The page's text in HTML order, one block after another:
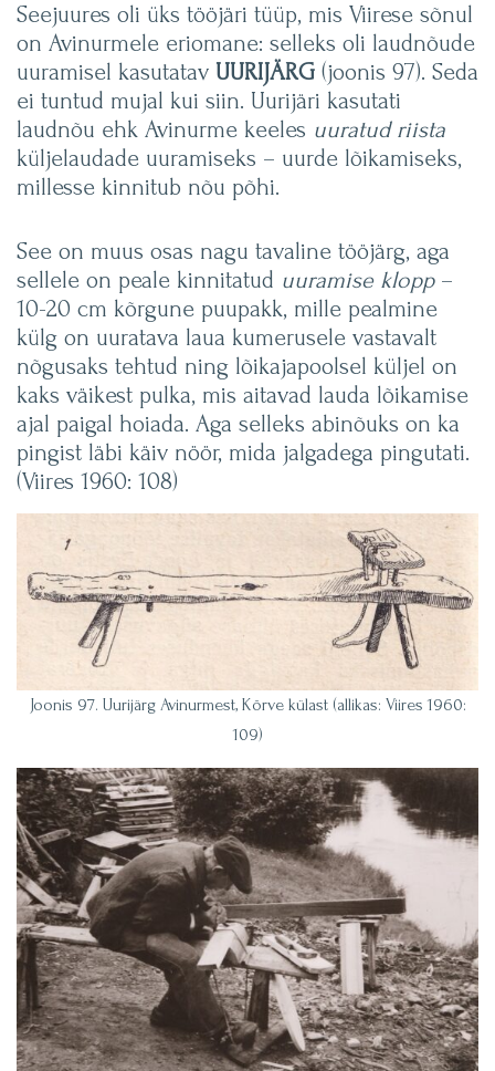
Seejuures oli üks tööjäri tüüp, mis Viirese sõnul
on Avinurmele eriomane: selleks oli laudnõude
uuramisel kasutatav UURIJÄRG (joonis 97). Seda
ei tuntud mujal kui siin. Uurijäri kasutati
laudnõu ehk Avinurme keeles uuratud riista
küljelaudade uuramiseks – uurde lõikamiseks,
millesse kinnitub nõu põhi.
See on muus osas nagu tavaline tööjärg, aga
sellele on peale kinnitatud uuramise klopp–
10-20 cm kõrgune puupakk, mille pealmine
külg on uuratava laua kumerusele vastavalt
nõgusaks tehtud ning lõikajapoolsel küljel on
kaks väikest pulka, mis aitavad lauda lõikamise
ajal paigal hoiada. Aga selleks abinõuks on ka
pingist läbi käiv nöör, mida jalgadega pingutati.
(Viires 1960: 108)
Joonis 97. Uurijärg Avinurmest, Kõrve külast (allikas: Viires 1960:
109)